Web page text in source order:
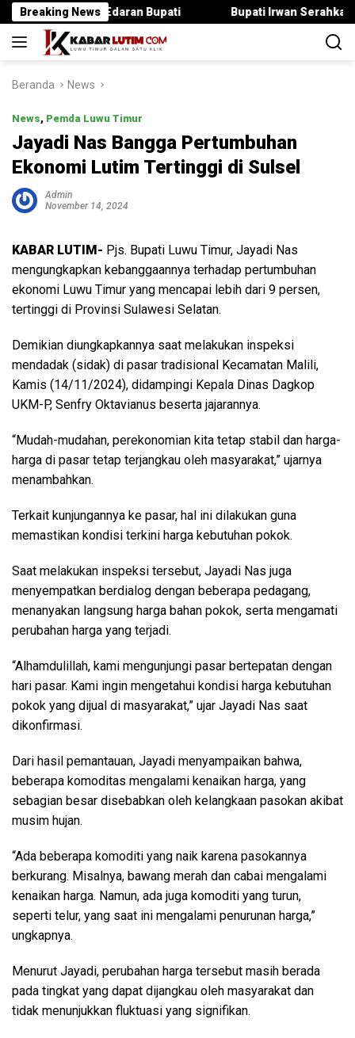
Langsung
ke
konten
Breaking News
Surat Edaran Bupati Bupati Irwan Serahkan Rancangan
Beranda News
News, Pemda Luwu Timur
Jayadi Nas Bangga Pertumbuhan
Ekonomi Lutim Tertinggi di Sulsel
Admin
November 14, 2024
KABAR LUTIM- Pjs. Bupati Luwu Timur, Jayadi Nas
mengungkapkan kebanggaannya terhadap pertumbuhan
ekonomi Luwu Timur yang mencapai lebih dari 9 persen,
tertinggi di Provinsi Sulawesi Selatan.
Demikian diungkapkannya saat melakukan inspeksi
mendadak (sidak) di pasar tradisional Kecamatan Malili,
Kamis (14/11/2024), didampingi Kepala Dinas Dagkop
UKM-P, Senfry Oktavianus beserta jajarannya.
“Mudah-mudahan, perekonomian kita tetap stabil dan harga-
harga di pasar tetap terjangkau oleh masyarakat,” ujarnya
menambahkan.
Terkait kunjungannya ke pasar, hal ini dilakukan guna
memastikan kondisi terkini harga kebutuhan pokok.
Saat melakukan inspeksi tersebut, Jayadi Nas juga
menyempatkan berdialog dengan beberapa pedagang,
menanyakan langsung harga bahan pokok, serta mengamati
perubahan harga yang terjadi.
“Alhamdulillah, kami mengunjungi pasar bertepatan dengan
hari pasar. Kami ingin mengetahui kondisi harga kebutuhan
pokok yang dijual di masyarakat,” ujar Jayadi Nas saat
dikonfirmasi.
Dari hasil pemantauan, Jayadi menyampaikan bahwa,
beberapa komoditas mengalami kenaikan harga, yang
sebagian besar disebabkan oleh kelangkaan pasokan akibat
musim hujan.
“Ada beberapa komoditi yang naik karena pasokannya
berkurang. Misalnya, bawang merah dan cabai mengalami
kenaikan harga. Namun, ada juga komoditi yang turun,
seperti telur, yang saat ini mengalami penurunan harga,”
ungkapnya.
Menurut Jayadi, perubahan harga tersebut masih berada
pada tingkat yang dapat dijangkau oleh masyarakat dan
tidak menunjukkan fluktuasi yang signifikan.